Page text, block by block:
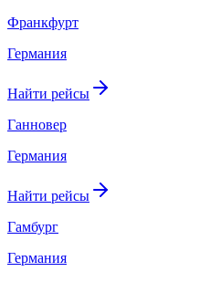
Франкфурт
Германия
Найти рейсы
Ганновер
Германия
Найти рейсы
Гамбург
Германия